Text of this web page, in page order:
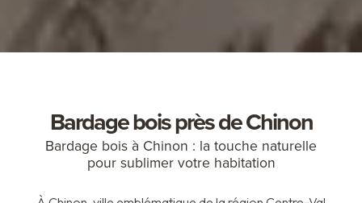
Bardage bois près de Chinon
Bardage bois à Chinon : la touche naturelle
pour sublimer votre habitation